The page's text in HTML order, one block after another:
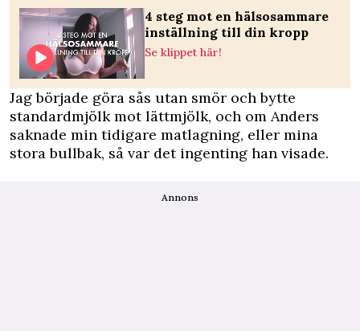
4 steg mot en hälsosammare
inställning till din kropp
Se klippet här!
Jag började göra sås utan smör och bytte
standardmjölk mot lättmjölk, och om Anders
saknade min tidigare matlagning, eller mina
stora bullbak, så var det ingenting han visade.
Annons